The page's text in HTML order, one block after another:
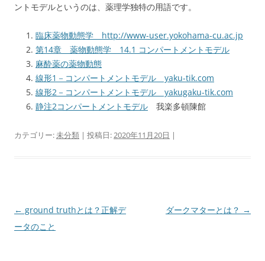
ントモデルというのは、薬理学独特の用語です。
臨床薬物動態学 http://www-user.yokohama-cu.ac.jp
第14章 薬物動態学 14.1 コンパートメントモデル
麻酔薬の薬物動態
線形1－コンパートメントモデル yaku-tik.com
線形2－コンパートメントモデル yakugaku-tik.com
静注2コンパートメントモデル 我楽多頓陳館
カテゴリー:未分類 | 投稿日:2020年11月20日 |
投
稿
← ground truthとは？正解デ
ータのこと
ダークマターとは？ →